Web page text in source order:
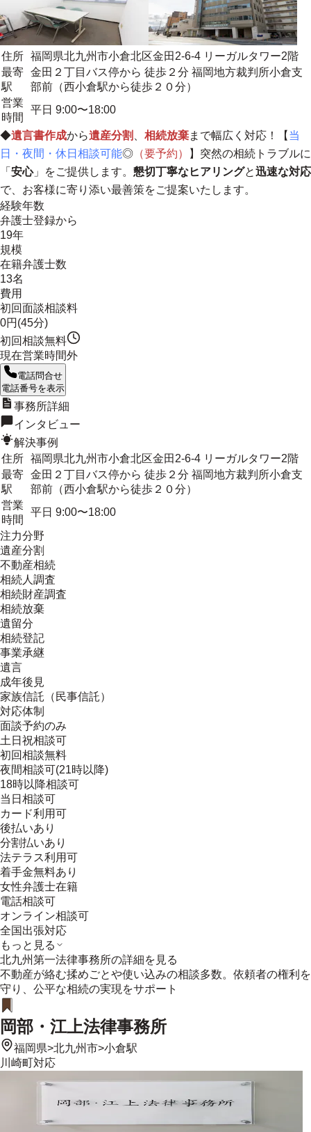
住所 福岡県北九州市小倉北区金田2-6-4 リーガルタワー2階
最寄
駅
金田２丁目バス停から 徒歩２分 福岡地方裁判所小倉支
部前（西小倉駅から徒歩２０分）
営業
時間
平日 9:00〜18:00
◆遺言書作成から遺産分割 相続放棄まで幅広く対応！【 当
日・夜間・休日相談可能◎ （要予約）
】突然の相続トラブルに
「 安心」をご提供します。 懇切丁寧なヒアリングと迅速な対応
で、お客様に寄り添い最善策をご提案いたします。
経験年数
弁護士登録から
19年
規模
在籍弁護士数
13名
費用
初回面談相談料
0円(45分)
初回相談無料
現在営業時間外
電話問合せ
電話番号を表示
事務所詳細
インタビュー
解決事例
住所 福岡県北九州市小倉北区金田2-6-4 リーガルタワー2階
最寄
駅
金田２丁目バス停から 徒歩２分 福岡地方裁判所小倉支
部前（西小倉駅から徒歩２０分）
営業
時間
平日 9:00〜18:00
注力分野
遺産分割
不動産相続
相続人調査
相続財産調査
相続放棄
遺留分
相続登記
事業承継
遺言
成年後見
家族信託（民事信託）
対応体制
面談予約のみ
土日祝相談可
初回相談無料
夜間相談可(21時以降)
18時以降相談可
当日相談可
カード利用可
後払いあり
分割払いあり
法テラス利用可
着手金無料あり
女性弁護士在籍
電話相談可
オンライン相談可
全国出張対応
もっと見る
北九州第一法律事務所の詳細を見る
不動産が絡む揉めごとや使い込みの相談多数。依頼者の権利を
守り、公平な相続の実現をサポート
岡部・江上法律事務所
福岡県>北九州市>小倉駅
川崎町対応